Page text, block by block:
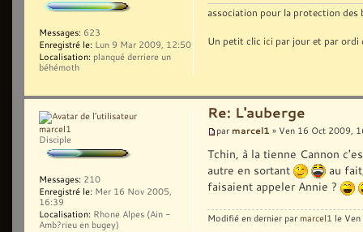
association pour la protection
Un petit clic ici par jour et par
Messages: 623
Enregistré le: Lun 9 Mar 2009, 12:50
Localisation: planqué derriere un
béhémoth
Re: L'auberge
par marcel1 » Ven 16 Oct 2009,
Tchin, à la tienne Cannon
autre en sortant
au
faisaient appeler Annie ?
Modifié en dernier par marcel1 le
marcel1
Disciple
Messages: 210
Enregistré le: Mer 16 Nov 2005,
16:39
Localisation: Rhone Alpes (Ain -
Amb?rieu en bugey)